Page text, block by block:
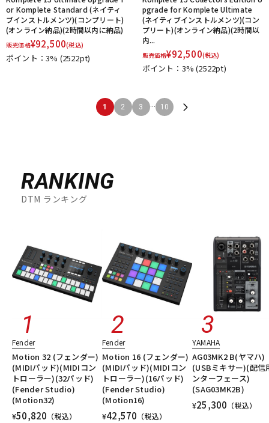
or Komplete Standard (ネイティ
ブインストルメンツ)(コンプリート)
(オンライン納品)(2時間以内に納品)
販売価格¥92,500(税込)
ポイント：3% (2522pt)
pgrade for Komplete Ultimate
(ネイティブインストルメンツ)(コン
プリート)(オンライン納品)(2時間以
内...
販売価格¥92,500(税込)
ポイント：3%(2522pt)
1 2 3 ... 10
RANKING
DTM ランキング
Fender
Motion 32 (フェンダー)
(MIDIパッド)(MIDIコン
トローラー)(32パッド)
(Fender Studio)
(Motion32)
¥50,820 （税込）
Fender
Motion 16 (フェンダー)
(MIDIパッド)(MIDIコン
トローラー)(16パッド)
(Fender Studio)
(Motion16)
¥42,570 （税込）
YAMAHA
AG03MK2 B(ヤマハ)
(USBミキサー)(配信
ンターフェース)
(SAG03MK2B)
¥25,300 （税込）